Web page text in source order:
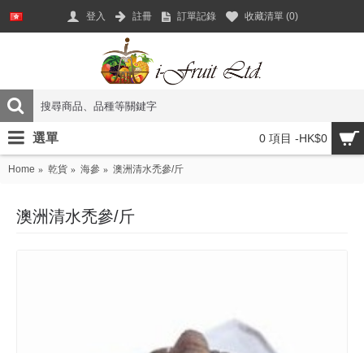
登入 註冊 訂單記錄 收藏清單 (0)
0 項目 -HK$0
選單
Home 乾貨 海參 澳洲清水禿參/斤
澳洲清水禿參/斤